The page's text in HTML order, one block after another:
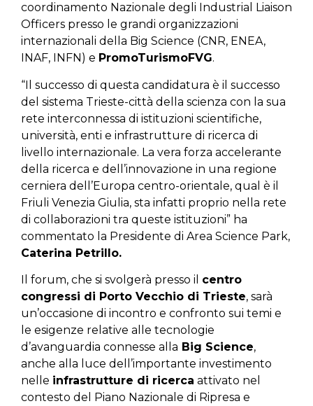
coordinamento Nazionale degli Industrial Liaison
Officers presso le grandi organizzazioni
internazionali della Big Science (CNR, ENEA,
INAF, INFN) e PromoTurismoFVG.
“Il successo di questa candidatura è il successo
del sistema Trieste-città della scienza con la sua
rete interconnessa di istituzioni scientifiche,
università, enti e infrastrutture di ricerca di
livello internazionale. La vera forza accelerante
della ricerca e dell’innovazione in una regione
cerniera dell’Europa centro-orientale, qual è il
Friuli Venezia Giulia, sta infatti proprio nella rete
di collaborazioni tra queste istituzioni” ha
commentato la Presidente di Area Science Park,
Caterina Petrillo.
Il forum, che si svolgerà presso il centro
congressi di Porto Vecchio di Trieste, sarà
un’occasione di incontro e confronto sui temi e
le esigenze relative alle tecnologie
d’avanguardia connesse alla Big Science,
anche alla luce dell’importante investimento
nelle infrastrutture di ricerca attivato nel
contesto del Piano Nazionale di Ripresa e